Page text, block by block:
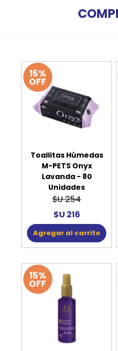
15%
OFF
Toallitas Húmedas
M-PETS Onyx
Lavanda - 80
Unidades
$U 254
$U 216
Agregar al carrito
15%
OFF